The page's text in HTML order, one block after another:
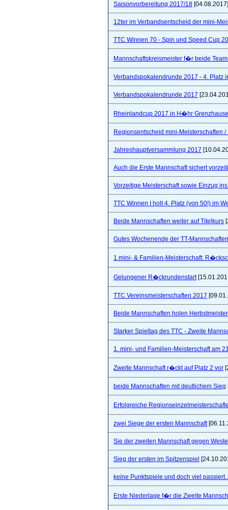
Saisonvorbereitung 2017/18 [04.08.2017]
12ter im Verbandsentscheid der mini-
TTC Winnen 70 - Spin und Speed Cup
Mannschaftskreismeister f�r beide
Verbandspokalendrunde 2017 - 4. Platz
Verbandspokalendrunde 2017
Rheinlandcup 2017 in H�hr
Regionsentscheid mini-Meisterschaften
Jahreshauptversammlung 2017
Auch die Erste Mannschaft sichert
Vorzeitige Meisterschaft sowie Einzug
TTC Winnen I holt 4. Platz (von 50!) im
Beide Mannschaften weiter auf Titelkurs
Gutes Wochenende der TT-
1.mini- & Familien-Meisterschaft:
Gelungener R�ckrundenstart
TTC Vereinsmeisterschaften 2017
Beide Mannschaften holen
Starker Spieltag des TTC - Zweite
1. mini- und Familien-Meisterschaft am
Zweite Mannschaft r�ckt auf Platz 2 vor
beide Mannschaften mit deutlichem Sieg
Erfolgreiche
zwei Siege der ersten Mannschaft
Sie der zweiten Mannschaft gegen
Sieg der ersten im Spitzenspiel
keine Punktspiele und doch viel
Erste Niederlage f�r die Zweite